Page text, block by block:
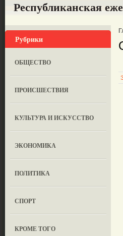
Республиканская
Рубрики
ОБЩЕСТВО
ПРОИСШЕСТВИЯ
КУЛЬТУРА И ИСКУССТВО
ЭКОНОМИКА
ПОЛИТИКА
СПОРТ
КРОМЕ ТОГО